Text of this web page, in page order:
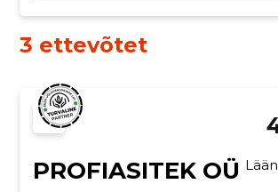
3 ettevõtet
PROFIASITEK OÜ